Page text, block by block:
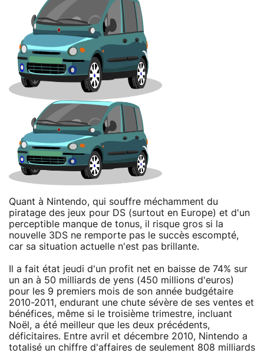
Quant à Nintendo, qui souffre méchamment du
piratage des jeux pour DS (surtout en Europe) et d'un
perceptible manque de tonus, il risque gros si la
nouvelle 3DS ne remporte pas le succès escompté,
car sa situation actuelle n'est pas brillante.
Il a fait état jeudi d'un profit net en baisse de 74% sur
un an à 50 milliards de yens (450 millions d'euros)
pour les 9 premiers mois de son année budgétaire
2010-2011, endurant une chute sévère de ses ventes et
bénéfices, même si le troisième trimestre, incluant
Noël, a été meilleur que les deux précédents,
déficitaires. Entre avril et décembre 2010, Nintendo a
totalisé un chiffre d'affaires de seulement 808 milliards